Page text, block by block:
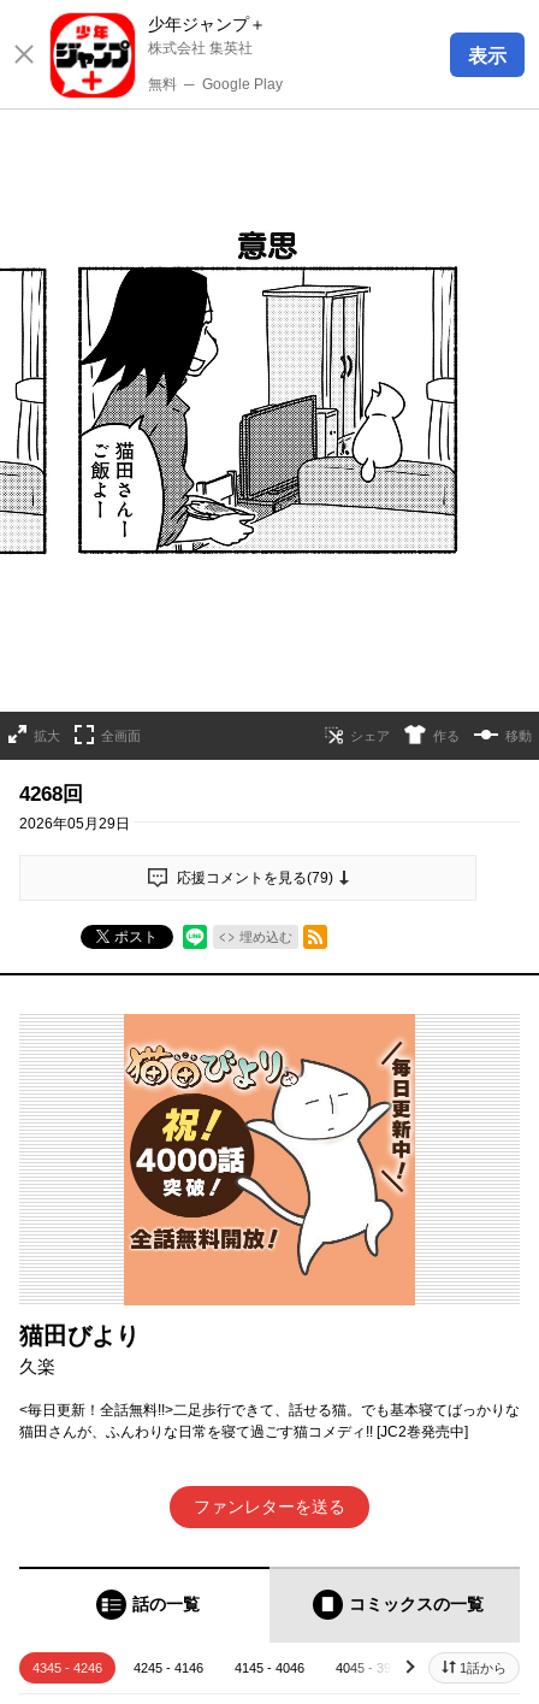
少年ジャンプ＋
株式会社 集英社
無料 ─ Google Play
表示
拡大 全画面 作る 移動
4268回
2026年05月29日
応援コメントを見る(79)
ポスト 埋め込む
RSSフィード
猫田びより
久楽
<毎日更新！全話無料!!>二足歩行できて、話せる猫。でも基本寝てばっかりな
猫田さんが、ふんわりな日常を寝て過ごす猫コメディ!! [JC2巻発売中]
ファンレターを送る
話の一覧 コミックスの一覧
4345 - 4246 4245 - 4146 4145 - 4046 4045 - 3946 3945 - 3846
next 1話から